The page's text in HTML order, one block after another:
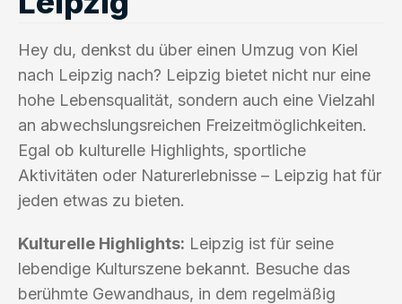
Hey du, denkst du über einen Umzug von Kiel
nach Leipzig nach? Leipzig bietet nicht nur eine
hohe Lebensqualität, sondern auch eine Vielzahl
an abwechslungsreichen Freizeitmöglichkeiten.
Egal ob kulturelle Highlights, sportliche
Aktivitäten oder Naturerlebnisse – Leipzig hat für
jeden etwas zu bieten.
Kulturelle Highlights: Leipzig ist für seine
lebendige Kulturszene bekannt. Besuche das
berühmte Gewandhaus, in dem regelmäßig